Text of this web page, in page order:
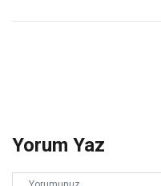
Yorum Yaz